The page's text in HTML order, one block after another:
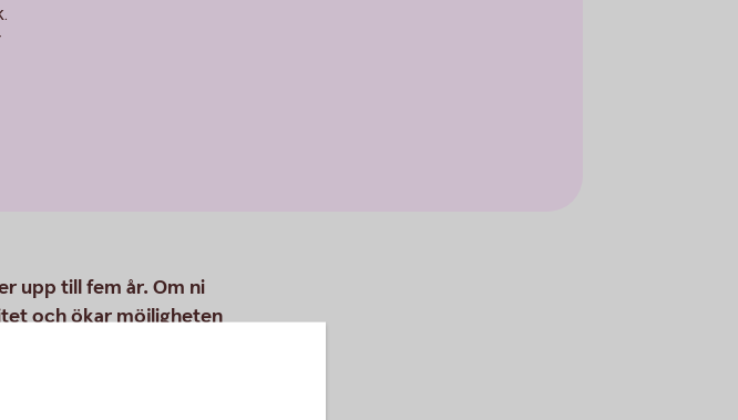
upp till fem år. Om ni
och ökar möjligheten